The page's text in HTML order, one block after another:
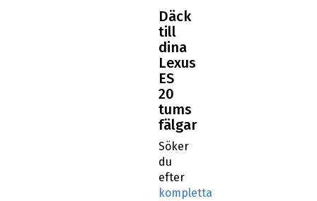
Däck
till
dina
Lexus
ES
20
tums
fälgar
Söker
du
efter
kompletta